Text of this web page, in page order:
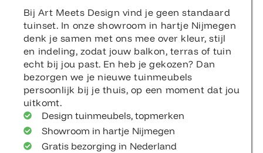
Bij Art Meets Design vind je geen standaard
tuinset. In onze showroom in hartje Nijmegen
denk je samen met ons mee over kleur, stijl
en indeling, zodat jouw balkon, terras of tuin
echt bij jou past. En heb je gekozen? Dan
bezorgen we je nieuwe tuinmeubels
persoonlijk bij je thuis, op een moment dat jou
uitkomt.
Design tuinmeubels, topmerken
Showroom in hartje Nijmegen
Gratis bezorging in Nederland